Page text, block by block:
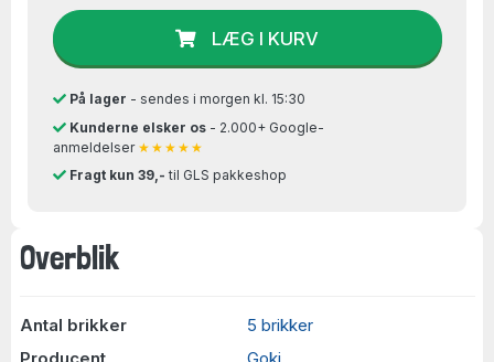
Overblik
Antal brikker
5 brikker
Producent
Goki
LÆG I KURV
På lager - sendes i morgen kl. 15:30
Kunderne elsker os- 2.000+ Google-
anmeldelser ★★★★★
Fragt kun 39,- til GLS pakkeshop